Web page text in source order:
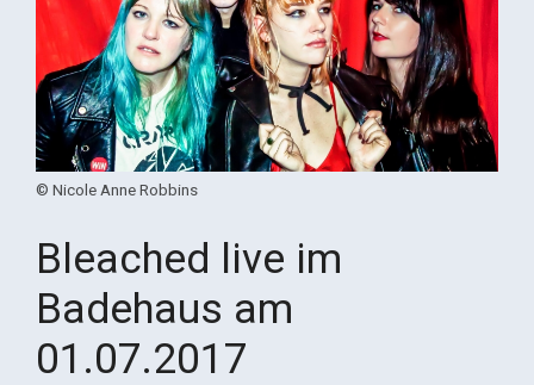
© Nicole Anne Robbins
Bleached live im
Badehaus am
01.07.2017